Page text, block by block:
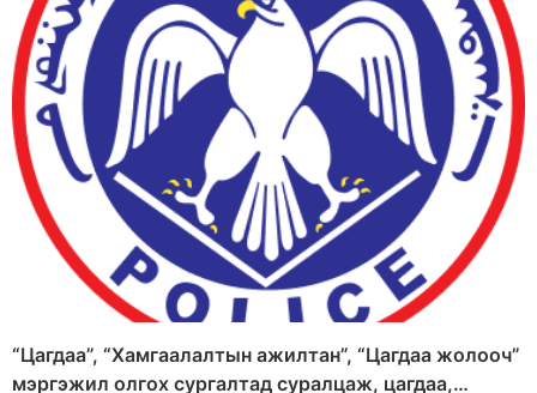
“Цагдаа”, “Хамгаалалтын ажилтан”, “Цагдаа жолооч”
мэргэжил олгох сургалтад суралцаж, цагдаа,